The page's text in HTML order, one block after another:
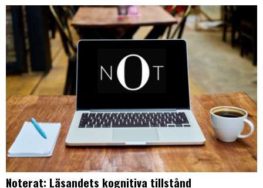
Noterat: Läsandets kognitiva tillstånd